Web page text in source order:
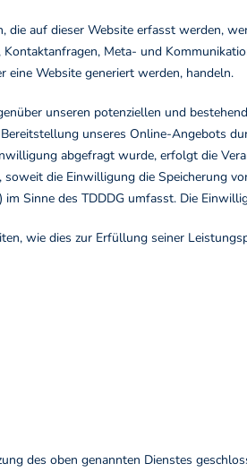
die auf dieser Website erfasst werden,
Meta- und
eine Website generiert werden, handeln.
unseren potenziellen und
unseres Online-Angebots
abgefragt wurde, erfolgt die
die Einwilligung die Speicherung
Sinne des TDDDG umfasst. Die
wie dies zur Erfüllung seiner
des oben genannten Dienstes